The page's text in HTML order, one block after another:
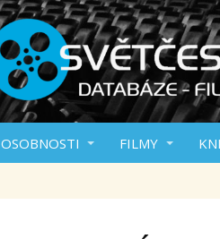
OSOBNOSTI FILMY